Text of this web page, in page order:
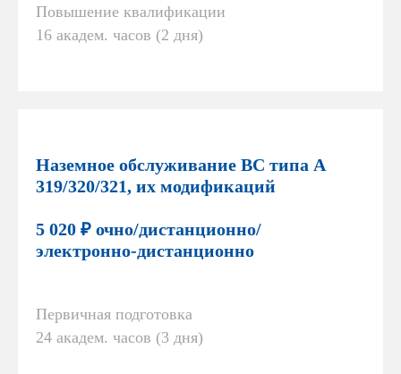
Повышение квалификации
16 академ. часов (2 дня)
Наземное обслуживание ВС типа А
319/320/321, их модификаций
5 020 ₽ очно/дистанционно/
электронно-дистанционно
Первичная подготовка
24 академ. часов (3 дня)